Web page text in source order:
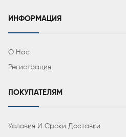
ИНФОРМАЦИЯ
О Нас
Регистрация
ПОКУПАТЕЛЯМ
Условия И Сроки Доставки